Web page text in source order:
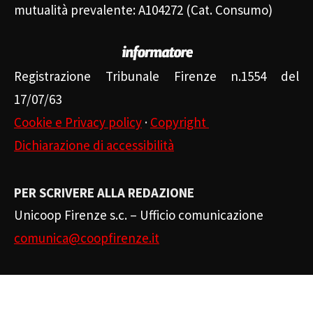
mutualità prevalente: A104272 (Cat. Consumo)
Registrazione Tribunale Firenze n.1554 del
17/07/63
Cookie e Privacy policy · Copyright
Dichiarazione di accessibilità
PER SCRIVERE ALLA REDAZIONE
Unicoop Firenze s.c. – Ufficio comunicazione
comunica@coopfirenze.it